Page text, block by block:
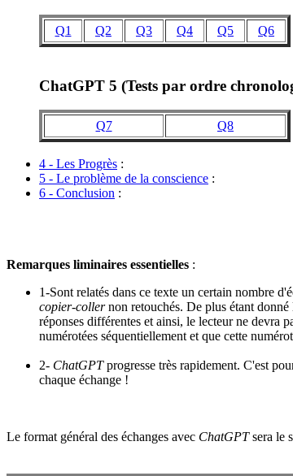
Q1 Q2 Q3 Q4 Q5 Q6
ChatGPT 5 (Tests par ordre
Q7 Q8
4 - Les Progrès :
5 - Le problème de la conscience :
6 - Conclusion :
Remarques liminaires essentielles :
1-Sont relatés dans ce texte un certain nombre
copier-collernon retouchés. De plus étant
réponses différentes et ainsi, le lecteur ne devra
numérotées séquentiellement et que cette
2- ChatGPTprogresse très rapidement. C'est
chaque échange !
Le format général des échanges avec ChatGPTsera le